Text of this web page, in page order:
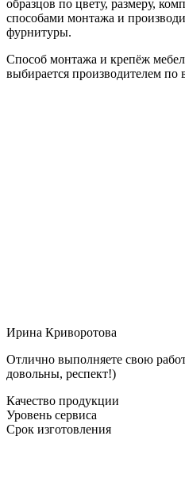
образцов по цвету, размеру,
способами монтажа и
фурнитуры.
Способ монтажа и крепёж
выбирается производителем
Ирина Криворотова
Отлично выполняете свою
довольны, респект!)
Качество продукции
Уровень сервиса
Срок изготовления